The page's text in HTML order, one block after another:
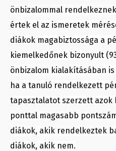
önbizalommal
értek el az ismeretek
diákok magabiztossága a
kiemelkedőnek bizonyult
önbizalom kialakításában
ha a tanuló rendelkezett
tapasztalatot szerzett azok
ponttal magasabb
diákok, akik rendelkeztek
diákok, akik nem.